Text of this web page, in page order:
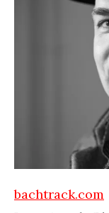
bachtrack.com